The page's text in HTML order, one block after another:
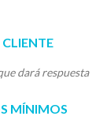
dará respuesta
MÍNIMOS